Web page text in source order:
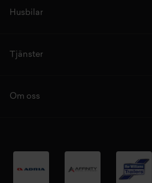
Husbilar
Tjänster
Om oss